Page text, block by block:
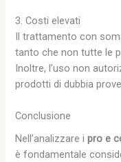
3. Costi elevati
Il trattamento con
tanto che non tutte le
Inoltre, l’uso non
prodotti di dubbia
Conclusione
Nell’analizzare ipro e
è fondamentale